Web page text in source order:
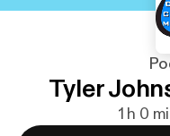
Tyler
1 h 0